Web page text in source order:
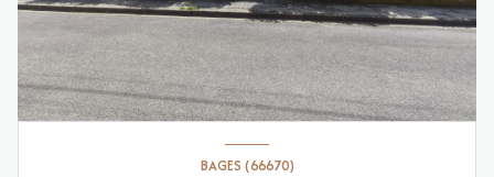
BAGES (66670)